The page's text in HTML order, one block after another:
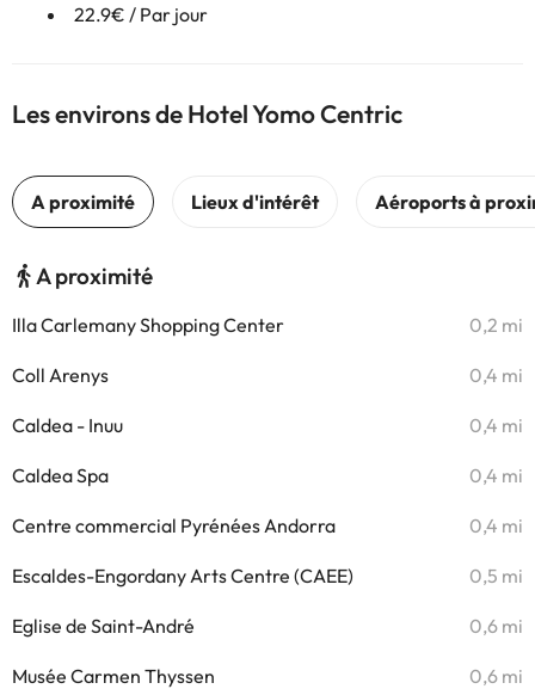
22.9€ / Par jour
Les environs de Hotel Yomo Centric
A proximité
Illa Carlemany Shopping Center 0,2 mi
Coll Arenys 0,4 mi
Caldea - Inuu 0,4 mi
Caldea Spa 0,4 mi
Centre commercial Pyrénées Andorra 0,4 mi
Escaldes-Engordany Arts Centre (CAEE) 0,5 mi
Eglise de Saint-André 0,6 mi
Musée Carmen Thyssen 0,6 mi